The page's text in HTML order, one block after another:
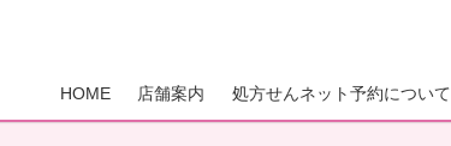
HOME 店舗案内 処方せんネット予約について